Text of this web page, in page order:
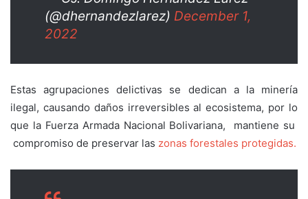
(@dhernandezlarez) December 1,
2022
Estas agrupaciones delictivas se dedican a la minería
ilegal, causando daños irreversibles al ecosistema, por lo
que la Fuerza Armada Nacional Bolivariana, mantiene su
compromiso de preservar las zonas forestales protegidas.